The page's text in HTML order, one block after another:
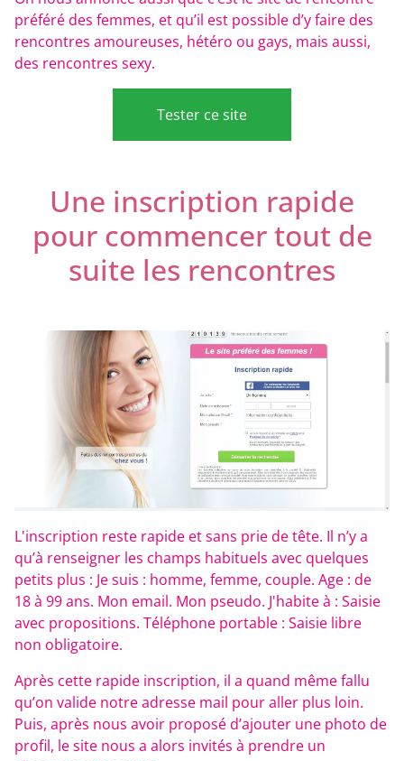
préféré des femmes, et qu’il est possible d’y faire des
rencontres amoureuses, hétéro ou gays, mais aussi,
des rencontres sexy.
Tester ce site
Une inscription rapide
pour commencer tout de
suite les rencontres
L'inscription reste rapide et sans prie de tête. Il n’y a
qu’à renseigner les champs habituels avec quelques
petits plus : Je suis : homme, femme, couple. Age : de
18 à 99 ans. Mon email. Mon pseudo. J'habite à : Saisie
avec propositions. Téléphone portable : Saisie libre
non obligatoire.
Après cette rapide inscription, il a quand même fallu
qu’on valide notre adresse mail pour aller plus loin.
Puis, après nous avoir proposé d’ajouter une photo de
profil, le site nous a alors invités à prendre un